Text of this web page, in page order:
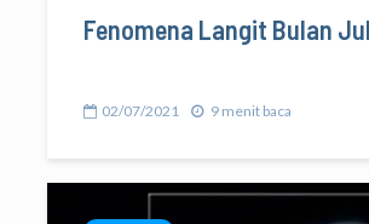
Fenomena Langit Bulan
02/07/2021 9 menit baca